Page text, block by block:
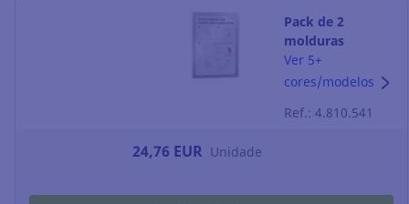
Pack de 2
molduras
adesivas Durable
Duraframe - A4 -
Ver 5+
cores/modelos
Ref.: 4.810.541
24,76 EUR Unidade